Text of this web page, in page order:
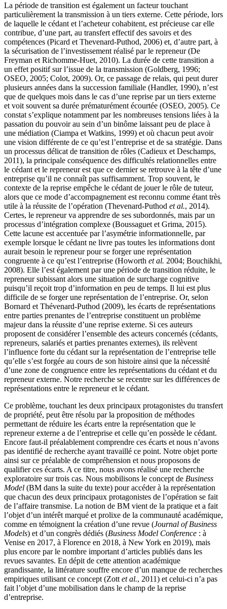
La période de transition est également un facteur touchant
particulièrement la transmission à un tiers externe. Cette période, lors
de laquelle le cédant et l’acheteur cohabitent, est précieuse car elle
contribue, d’une part, au transfert effectif des savoirs et des
compétences (Picard et Thevenard-Puthod, 2006) et, d’autre part, à
la sécurisation de l’investissement réalisé par le repreneur (De
Freyman et Richomme-Huet, 2010). La durée de cette transition a
un effet positif sur l’issue de la transmission (Goldberg, 1996;
OSEO, 2005; Colot, 2009). Or, ce passage de relais, qui peut durer
plusieurs années dans la succession familiale (Handler, 1990), n’est
que de quelques mois dans le cas d’une reprise par un tiers externe
et voit souvent sa durée prématurément écourtée (OSEO, 2005). Ce
constat s’explique notamment par les nombreuses tensions liées à la
passation du pouvoir au sein d’un binôme laissant peu de place à
une médiation (Ciampa et Watkins, 1999) et où chacun peut avoir
une vision différente de ce qu’est l’entreprise et de sa stratégie. Dans
un processus délicat de transition de rôles (Cadieux et Deschamps,
2011), la principale conséquence des difficultés relationnelles entre
le cédant et le repreneur est que ce dernier se retrouve à la tête d’une
entreprise qu’il ne connaît pas suffisamment. Trop souvent, le
contexte de la reprise empêche le cédant de jouer le rôle de tuteur,
alors que ce mode d’accompagnement est reconnu comme étant très
utile à la réussite de l’opération (Thevenard-Puthod et al., 2014).
Certes, le repreneur va apprendre de ses subordonnés, mais par un
processus d’intégration complexe (Boussaguet et Grima, 2015).
Cette lacune est accentuée par l’asymétrie informationnelle, par
exemple lorsque le cédant ne livre pas toutes les informations dont
aurait besoin le repreneur pour se forger une représentation
congruente à ce qu’est l’entreprise (Howorth et al. 2004; Bouchikhi,
2008). Elle l’est également par une période de transition réduite, le
repreneur subissant alors une situation de surcharge cognitive
puisqu’il reçoit trop d’information en peu de temps. Il lui est plus
difficile de se forger une représentation de l’entreprise. Or, selon
Bornard et Thévenard-Puthod (2009), les écarts de représentations
entre parties prenantes de l’entreprise constituent un problème
majeur dans la réussite d’une reprise externe. Si ces auteurs
proposent de considérer l’ensemble des acteurs concernés (cédants,
repreneurs, salariés et parties prenantes externes), ils relèvent
l’influence forte du cédant sur la représentation de l’entreprise telle
qu’elle s’est forgée au cours de son histoire ainsi que la nécessité
d’une zone de congruence entre les représentations du cédant et du
repreneur externe. Notre recherche se recentre sur les différences de
représentations entre le repreneur et le cédant.
Ce problème, touchant les deux principaux protagonistes du transfert
de propriété, peut être résolu par la proposition de méthodes
permettant de réduire les écarts entre la représentation que le
repreneur externe a de l’entreprise et celle qu’en possède le cédant.
Encore faut-il préalablement comprendre ces écarts et nous n’avons
pas identifié de recherche ayant travaillé ce point. Notre objet porte
ainsi sur ce préalable de compréhension et nous proposons de
qualifier ces écarts. A ce titre, nous avons réalisé une recherche
exploratoire sur trois cas. Nous mobilisons le concept de Business
Model (BM dans la suite du texte) pour accéder à la représentation
que chacun des deux principaux protagonistes de l’opération se fait
de l’affaire transmise. La notion de BM vient de la pratique et a fait
l’objet d’un intérêt marqué et prolixe de la communauté académique,
comme en témoignent la création d’une revue (Journal of Business
Models) et d’un congrès dédiés (Business Model Conference : à
Venise en 2017, à Florence en 2018, à New York en 2019), mais
plus encore par le nombre important d’articles publiés dans les
revues savantes. En dépit de cette attention académique
grandissante, la littérature souffre encore d’un manque de recherches
empiriques utilisant ce concept (Zott et al., 2011) et celui-ci n’a pas
fait l’objet d’une mobilisation dans le champ de la reprise
d’entreprise.